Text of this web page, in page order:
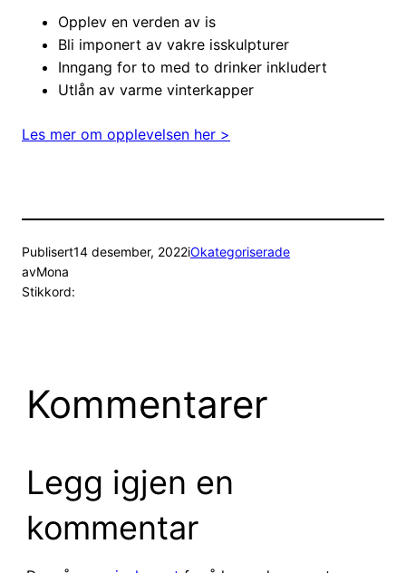
Opplev en verden av is
Bli imponert av vakre isskulpturer
Inngang for to med to drinker inkludert
Utlån av varme vinterkapper
Les mer om opplevelsen her >
Publisert14 desember, 2022iOkategoriserade
avMona
Stikkord:
Kommentarer
Legg igjen en
kommentar